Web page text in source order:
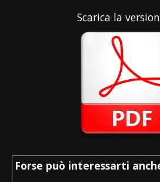
Scarica la
Forse può interessarti